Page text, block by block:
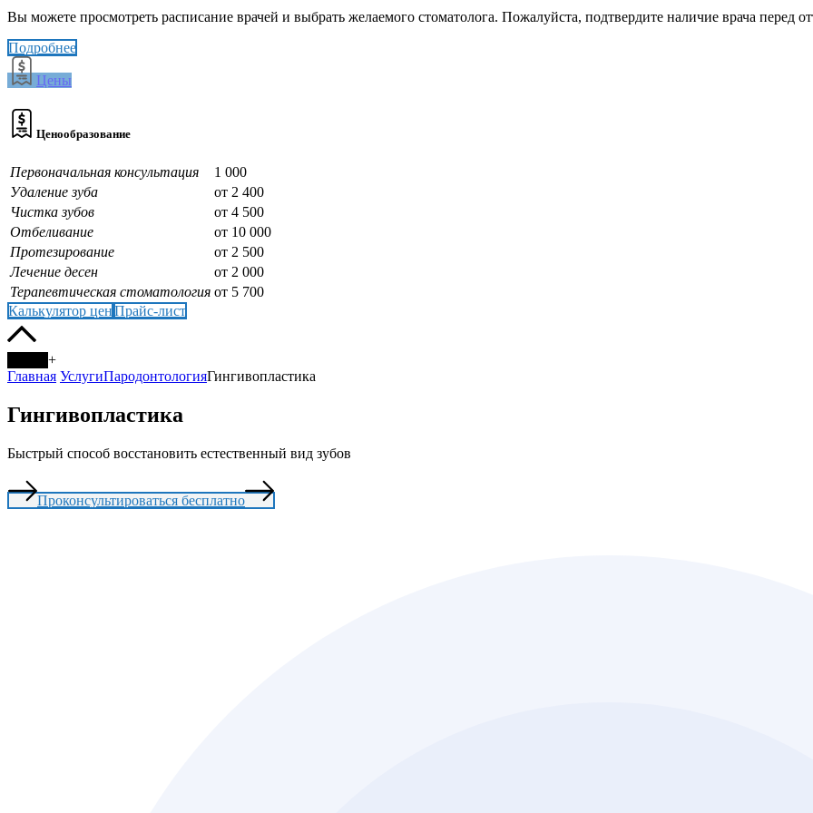
Вы можете просмотреть расписание врачей и выбрать желаемого стоматолога. Пожалуйста, подтвердите наличие врача перед
Подробнее
Цены
Ценообразование
Первоначальная консультация
1 000
Удаление зуба
от 2 400
Чистка зубов
от 4 500
Отбеливание
от 10 000
Протезирование
от 2 500
Лечение десен
от 2 000
Терапевтическая стоматология от 5 700
Калькулятор цен Прайс-лист
+
Главная УслугиПародонтологияГингивопластика
Гингивопластика
Быстрый способ восстановить естественный вид зубов
Проконсультироваться бесплатно